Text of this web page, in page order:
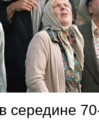
середине